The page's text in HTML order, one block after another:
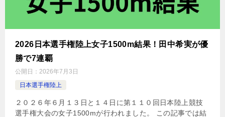
2026日本選手権陸上女子1500m結果！田中希実が優
勝で7連覇
公開日： 2026年7月3日
日本選手権陸上
２０２６年６月１３日と１４日に第１１０回日本陸上競技
選手権大会の女子1500mが行われました。 この記事では結